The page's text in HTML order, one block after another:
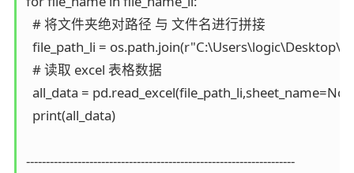
  # 将文件夹绝对路径 与 文件名进行拼接
file_path_li =
  # 读取 excel 表格数据
all_data =
  print(all_data)
--------------------------------------------------------------------